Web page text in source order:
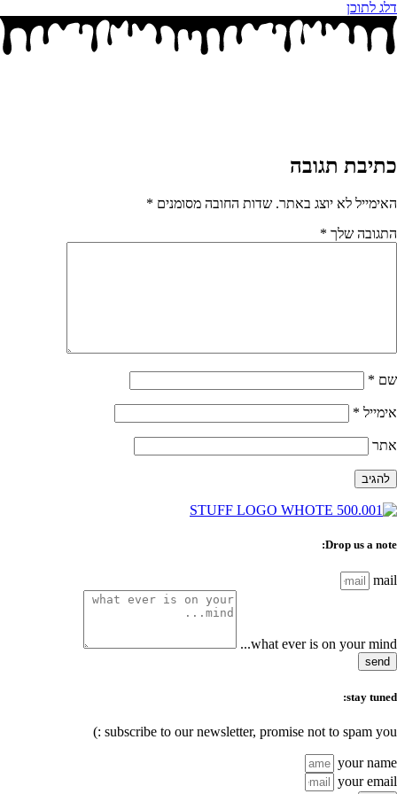
דלג לתוכן
כתיבת תגובה
האימייל לא יוצג באתר. שדות החובה מסומנים *
התגובה שלך *
שם *
אימייל *
אתר
Drop us a note:
mail
what ever is on your mind...
send
stay tuned:
subscribe to our newsletter, promise not to spam you :)
your name
your email